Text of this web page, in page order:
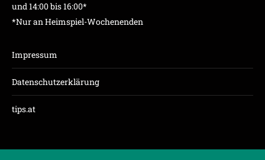
und 14:00 bis 16:00*
*Nur an Heimspiel-Wochenenden
Impressum
Datenschutzerklärung
tips.at